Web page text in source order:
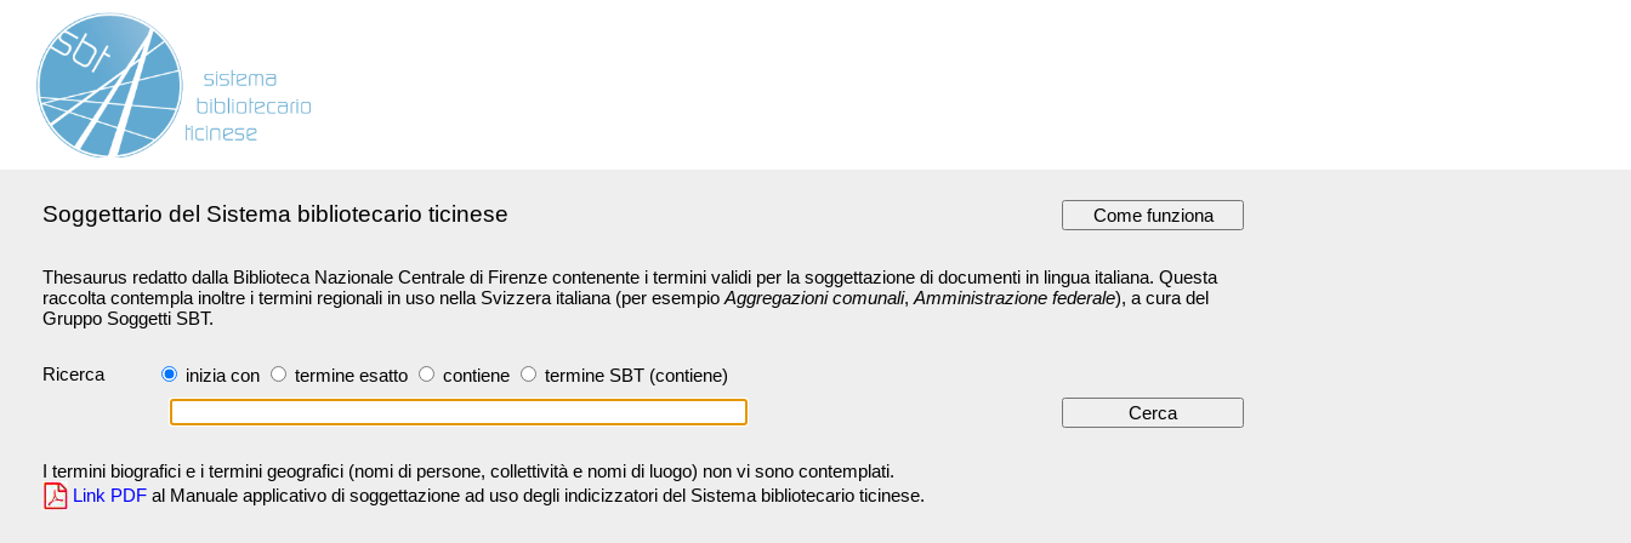
Soggettario del Sistema bibliotecario ticinese
Thesaurus redatto dalla Biblioteca Nazionale Centrale di Firenze contenente i termini validi per la soggettazione di documenti in lingua italiana. Questa
raccolta contempla inoltre i termini regionali in uso nella Svizzera italiana (per esempio Aggregazioni comunali, Amministrazione federale), a cura del
Gruppo Soggetti SBT.
Ricerca inizia con termine esatto contiene termine SBT (contiene)
I termini biografici e i termini geografici (nomi di persone, collettività e nomi di luogo) non vi sono contemplati.
Link PDF al Manuale applicativo di soggettazione ad uso degli indicizzatori del Sistema bibliotecario ticinese.